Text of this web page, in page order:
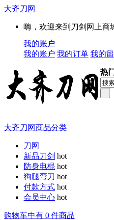
大齐刀网
嗨，欢迎来到刀剑网上商
我的账户
我的账户 我的订单 我的
热
大齐刀网商品分类
刀网
新品刀剑 hot
防身电棍 hot
狗腿弯刀 hot
付款方式 hot
会员中心 hot
购物车中有 0 件商品